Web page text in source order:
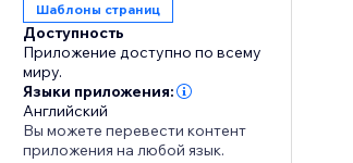
Шаблоны страниц
Доступность
Приложение доступно по всему
миру.
Языки приложения:
Английский
Вы можете перевести контент
приложения на любой язык.